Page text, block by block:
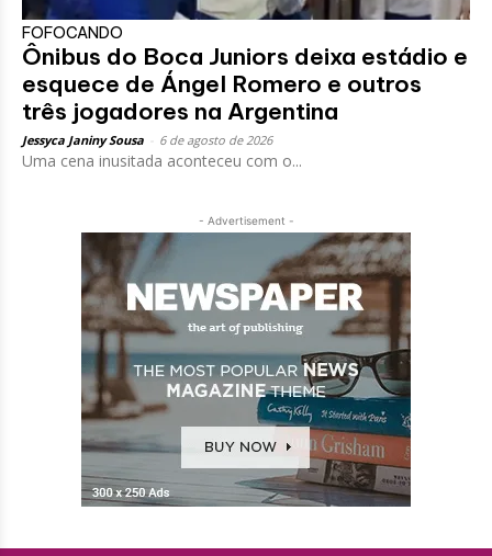
FOFOCANDO
Ônibus do Boca Juniors deixa estádio e
esquece de Ángel Romero e outros
três jogadores na Argentina
Jessyca Janiny Sousa 6 de agosto de 2026
Uma cena inusitada aconteceu com o...
- Advertisement -